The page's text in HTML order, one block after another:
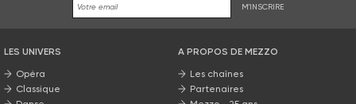
M'INSCRIRE
LES UNIVERS
Opéra
Classique
A PROPOS DE MEZZO
Les chaînes
Partenaires